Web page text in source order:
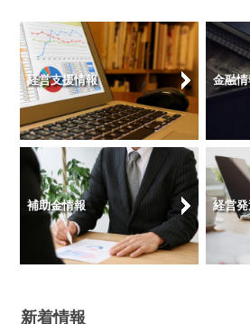
経営支援情報 金融
補助金情報 経営
新着情報